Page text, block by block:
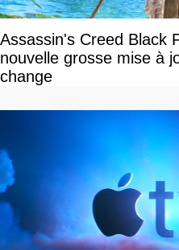
Assassin's Creed Black
nouvelle grosse mise à
change